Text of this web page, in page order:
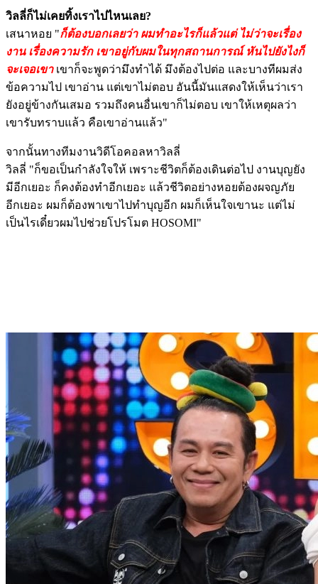
วิลลี่ก็ไม่เคยทิ้งเราไปไหนเลย?
เสนาหอย "ก็ต้องบอกเลยว่า ผมทำอะไรก็แล้วแต่ ไม่ว่าจะเรื่อง
งาน เรื่องความรัก เขาอยู่กับผมในทุกสถานการณ์ หันไปยังไงก็
จะเจอเขา เขาก็จะพูดว่ามึงทำได้ มึงต้องไปต่อ และบางทีผมส่ง
ข้อความไป เขาอ่าน แต่เขาไม่ตอบ อันนี้มันแสดงให้เห็นว่าเรา
ยังอยู่ข้างกันเสมอ รวมถึงคนอื่นเขาก็ไม่ตอบ เขาให้เหตุผลว่า
เขารับทราบแล้ว คือเขาอ่านแล้ว"
จากนั้นทางทีมงานวิดีโอคอลหาวิลลี่
วิลลี่ "ก็ขอเป็นกำลังใจให้ เพราะชีวิตก็ต้องเดินต่อไป งานบุญยัง
มีอีกเยอะ ก็คงต้องทำอีกเยอะ แล้วชีวิตอย่างหอยต้องผจญภัย
อีกเยอะ ผมก็ต้องพาเขาไปทำบุญอีก ผมก็เห็นใจเขานะ แต่ไม่
เป็นไรเดี๋ยวผมไปช่วยโปรโมต HOSOMI"